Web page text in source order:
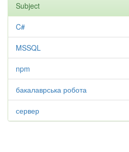
Subject
C#
MSSQL
npm
бакалаврська робота
сервер